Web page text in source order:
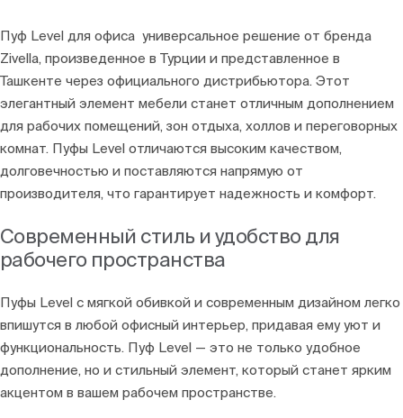
Пуф Level для офиса универсальное решение от бренда
Zivella, произведенное в Турции и представленное в
Ташкенте через официального дистрибьютора. Этот
элегантный элемент мебели станет отличным дополнением
для рабочих помещений, зон отдыха, холлов и переговорных
комнат. Пуфы Level отличаются высоким качеством,
долговечностью и поставляются напрямую от
производителя, что гарантирует надежность и комфорт.
Современный стиль и удобство для
рабочего пространства
Пуфы Level с мягкой обивкой и современным дизайном легко
впишутся в любой офисный интерьер, придавая ему уют и
функциональность. Пуф Level — это не только удобное
дополнение, но и стильный элемент, который станет ярким
акцентом в вашем рабочем пространстве.